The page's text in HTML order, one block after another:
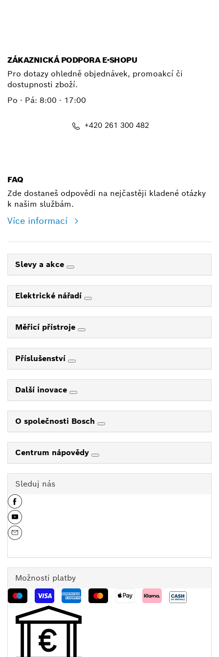
ZÁKAZNICKÁ PODPORA E-SHOPU
Pro dotazy ohledně objednávek, promoakcí či
dostupnosti zboží.
Po - Pá: 8:00 - 17:00
+420 261 300 482
FAQ
Zde dostaneš odpovědi na nejčastěji kladené otázky
k našim službám.
Více informací
Slevy a akce
Elektrické nářadí
Měřicí přístroje
Příslušenství
Další inovace
O společnosti Bosch
Centrum nápovědy
Sleduj nás
Možnosti platby